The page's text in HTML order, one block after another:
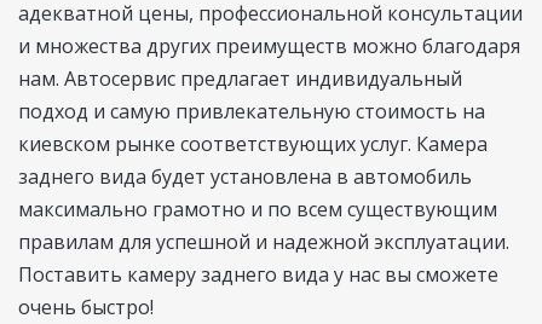
адекватной цены, профессиональной консультации
и множества других преимуществ можно благодаря
нам. Автосервис предлагает индивидуальный
подход и самую привлекательную стоимость на
киевском рынке соответствующих услуг. Камера
заднего вида будет установлена в автомобиль
максимально грамотно и по всем существующим
правилам для успешной и надежной эксплуатации.
Поставить камеру заднего вида у нас вы сможете
очень быстро!